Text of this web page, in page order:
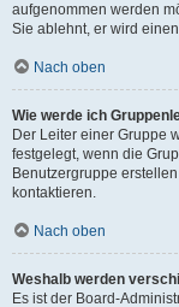
aufgenommen werden
Sie ablehnt, er wird
Nach oben
Wie werde ich
Der Leiter einer Gruppe
festgelegt, wenn die
Benutzergruppe
kontaktieren.
Nach oben
Weshalb werden
Es ist der Board-